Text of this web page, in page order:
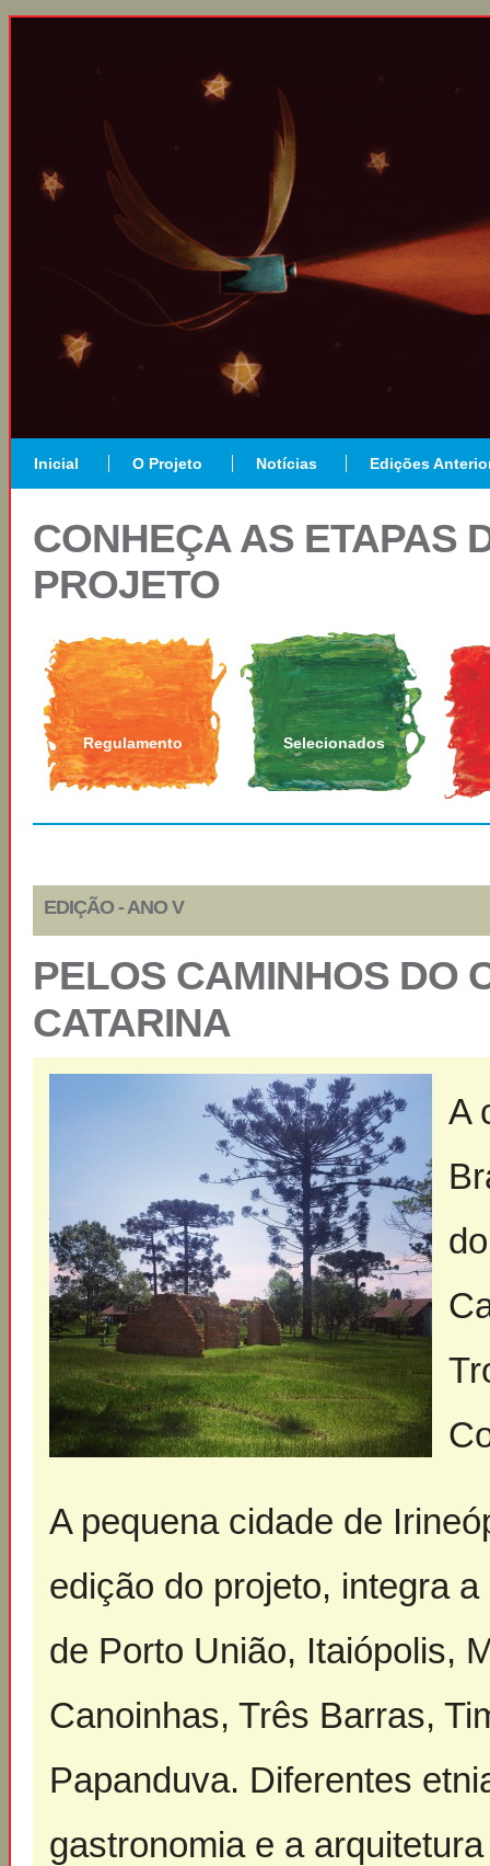
Inicial O Projeto Notícias Edições
CONHEÇA AS ETAPAS
PROJETO
Regulamento Selecionados
EDIÇÃO - ANO V
PELOS CAMINHOS DO
CATARINA
A
A pequena cidade de
edição do projeto, integra
de Porto União, Itaiópolis,
Canoinhas, Três Barras,
Papanduva. Diferentes
gastronomia e a